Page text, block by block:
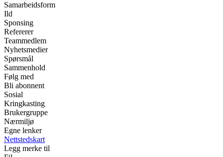
Samarbeidsform
Ild
Sponsing
Refererer
Teammedlem
Nyhetsmedier
Spørsmål
Sammenhold
Følg med
Bli abonnent
Sosial
Kringkasting
Brukergruppe
Nærmiljø
Egne lenker
Nettstedskart
Legg merke til